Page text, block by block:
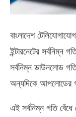
বাংলাদেশ
ইন্টারনেটের সর্বনিম্ন
সর্বনিম্ন ডাউনলোড
অন্যদিকে আপলোডের
এই সর্বনিম্ন গতি